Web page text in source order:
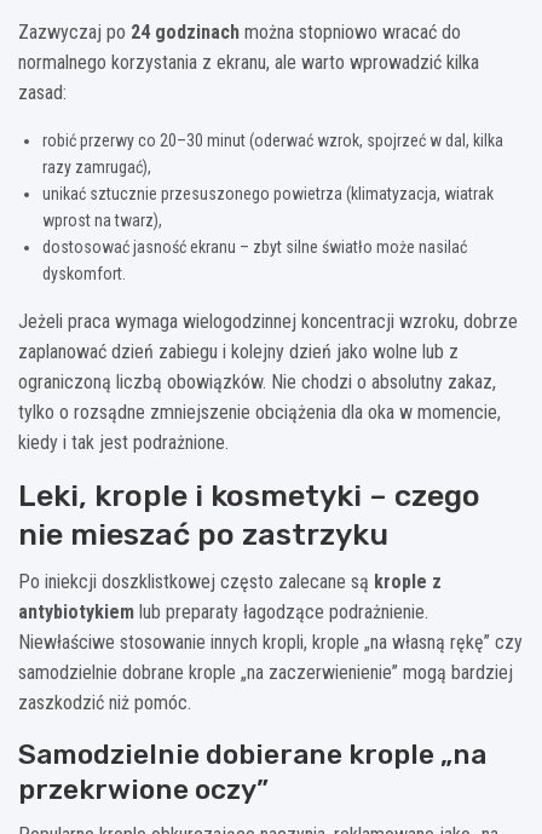
Zazwyczaj po 24 godzinach można stopniowo wracać do
normalnego korzystania z ekranu, ale warto wprowadzić kilka
zasad:
robić przerwy co 20–30 minut (oderwać wzrok, spojrzeć w dal, kilka
razy zamrugać),
unikać sztucznie przesuszonego powietrza (klimatyzacja, wiatrak
wprost na twarz),
dostosować jasność ekranu – zbyt silne światło może nasilać
dyskomfort.
Jeżeli praca wymaga wielogodzinnej koncentracji wzroku, dobrze
zaplanować dzień zabiegu i kolejny dzień jako wolne lub z
ograniczoną liczbą obowiązków. Nie chodzi o absolutny zakaz,
tylko o rozsądne zmniejszenie obciążenia dla oka w momencie,
kiedy i tak jest podrażnione.
Leki, krople i kosmetyki – czego
nie mieszać po zastrzyku
Po iniekcji doszklistkowej często zalecane są krople z
antybiotykiem lub preparaty łagodzące podrażnienie.
Niewłaściwe stosowanie innych kropli, krople „na własną rękę” czy
samodzielnie dobrane krople „na zaczerwienienie” mogą bardziej
zaszkodzić niż pomóc.
Samodzielnie dobierane krople „na
przekrwione oczy”